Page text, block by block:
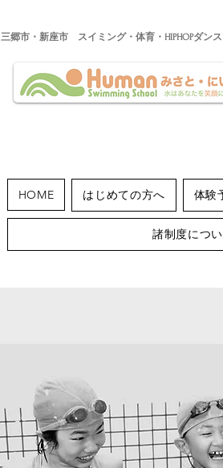
三郷市・新座市 スイミング・体育・HIPHOPダン
HOME はじめての方へ 体験
諸制度につ